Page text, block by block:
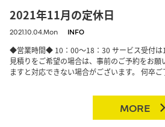
2021年11月の定休日
2021.10.04.Mon INFO
◆営業時間◆ 10：00～18：30 サービス受付
見積りをご希望の場合は、事前のご予約をお願
ますと対応できない場合がございます。 何卒ご
MORE